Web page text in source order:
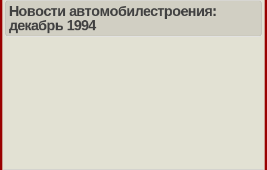
Новости автомобилестроения:
декабрь 1994